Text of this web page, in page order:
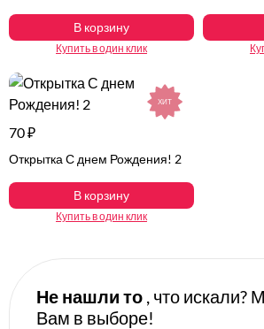
Купить в один клик
В корзину
70 ₽
Открытка С днем Рождения! 2
Купить в один клик
В корзину
ХИТ
Не нашли то , что
Вам в выборе!